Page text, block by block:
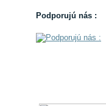
Podporujú nás :